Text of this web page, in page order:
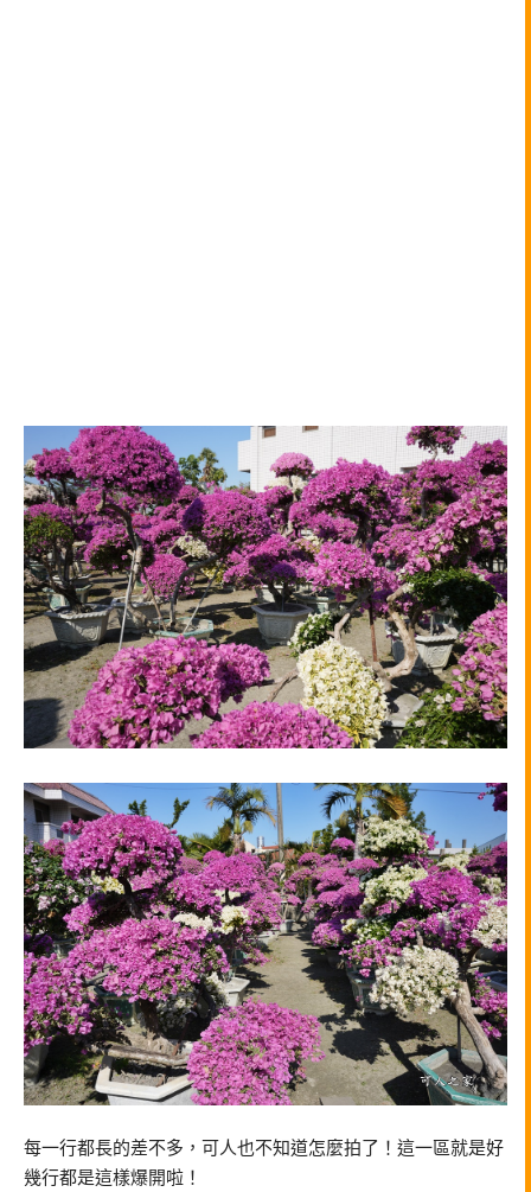
每一行都長的差不多，可人也不知道怎麼拍了！這一區就是好
幾行都是這樣爆開啦！